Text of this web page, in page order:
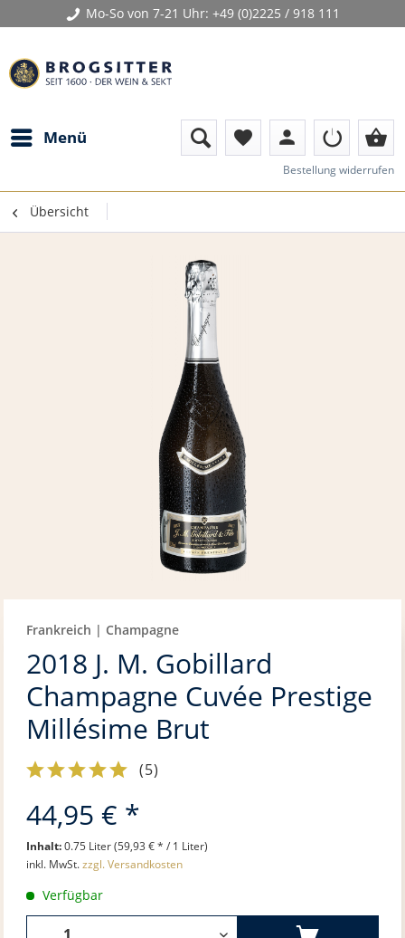
Mo-So von 7-21 Uhr: +49 (0)2225 / 918 111
Menü favorite person shopping_basket
Bestellung widerrufen
Übersicht
Frankreich | Champagne
2018 J. M. Gobillard
Champagne Cuvée Prestige
Millésime Brut
(5)
44,95 € *
Inhalt:0.75 Liter (59,93 € * / 1 Liter)
inkl. MwSt.zzgl. Versandkosten
Verfügbar